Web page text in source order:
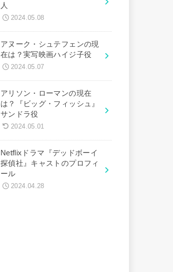
人
2024.05.08
アヌーク・シュテフェンの現
在は？実写映画ハイジ子役
2024.05.07
アリソン・ローマンの現在
は？『ビッグ・フィッシュ』
サンドラ役
2024.05.01
Netflixドラマ『デッドボーイ
探偵社』キャストのプロフィ
ール
2024.04.28